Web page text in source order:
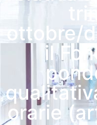
ottobre/
il
orarie